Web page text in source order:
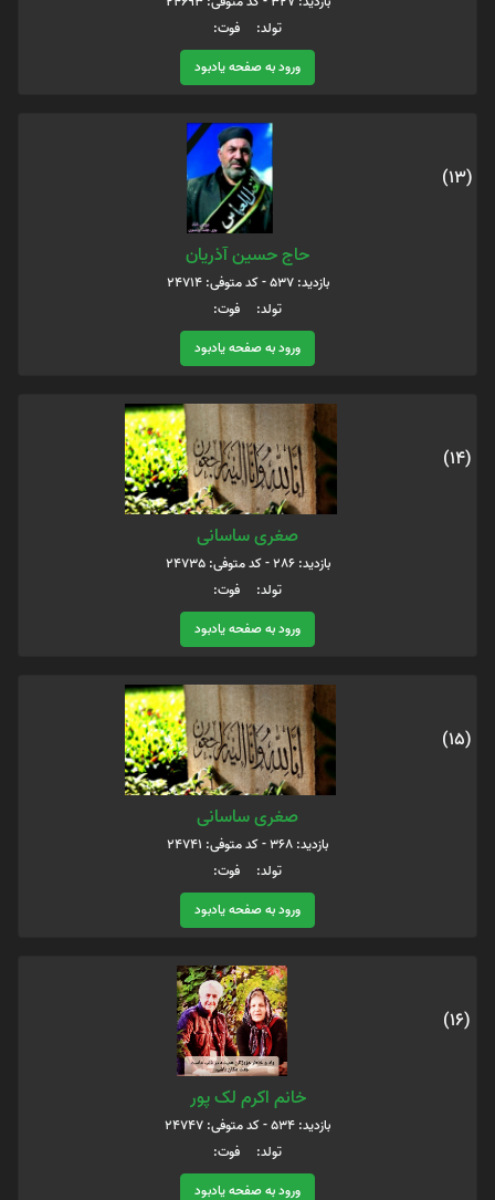
تولد: فوت:
ورود به صفحه یادبود
(13)
حاج حسین آذریان
بازدید: 537 - کد متوفی: 24714
تولد: فوت:
ورود به صفحه یادبود
(14)
صغری ساسانی
بازدید: 286 - کد متوفی: 24735
تولد: فوت:
ورود به صفحه یادبود
(15)
صغری ساسانی
بازدید: 368 - کد متوفی: 24741
تولد: فوت:
ورود به صفحه یادبود
(16)
خانم اکرم لک پور
بازدید: 534 - کد متوفی: 24747
تولد: فوت:
ورود به صفحه یادبود